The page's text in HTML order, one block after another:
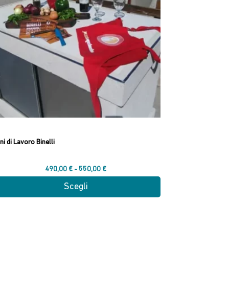
di Lavoro Binelli
490,00 € - 550,00 €Fascia
prezzo:
Scegli